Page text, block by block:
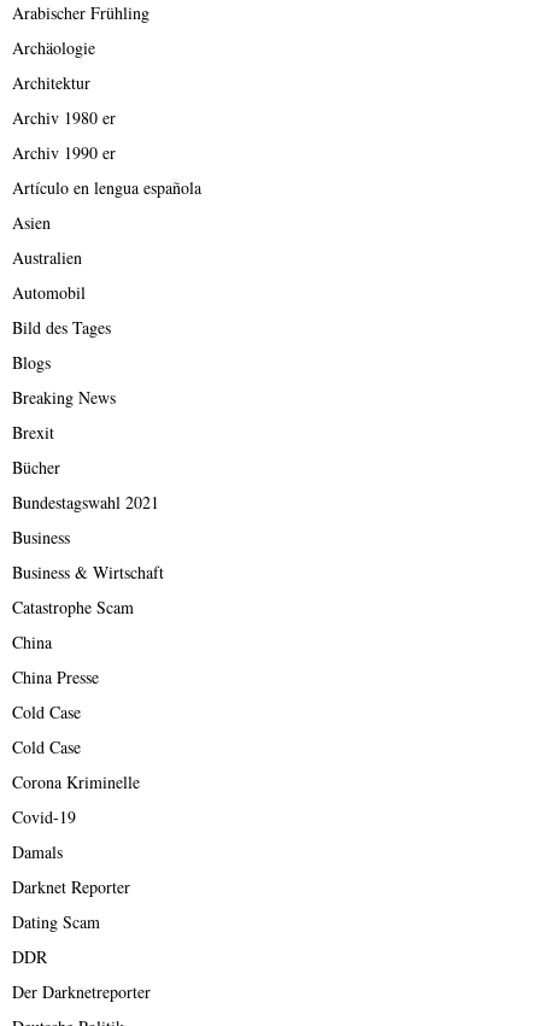
Arabischer Frühling
Archäologie
Architektur
Archiv 1980 er
Archiv 1990 er
Artículo en lengua española
Asien
Australien
Automobil
Bild des Tages
Blogs
Breaking News
Brexit
Bücher
Bundestagswahl 2021
Business
Business & Wirtschaft
Catastrophe Scam
China
China Presse
Cold Case
Cold Case
Corona Kriminelle
Covid-19
Damals
Darknet Reporter
Dating Scam
DDR
Der Darknetreporter